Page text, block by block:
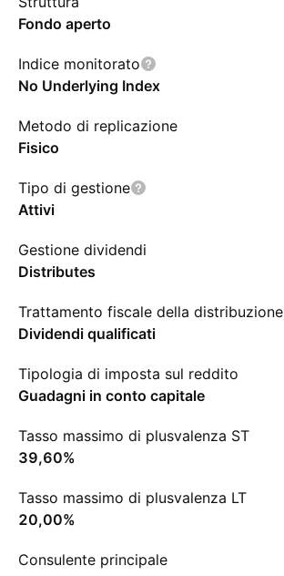
Fondo aperto
Indice monitorato
No Underlying Index
Metodo di replicazione
Fisico
Tipo di gestione
Attivi
Gestione dividendi
Distributes
Trattamento fiscale della distribuzione
Dividendi qualificati
Tipologia di imposta sul reddito
Guadagni in conto capitale
Tasso massimo di plusvalenza ST
39,60%
Tasso massimo di plusvalenza LT
20,00%
Consulente principale